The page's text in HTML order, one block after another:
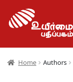
Home Authors